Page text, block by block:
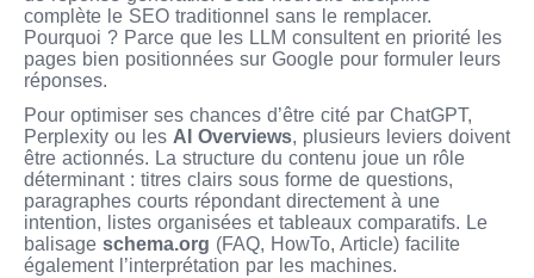
complète le SEO traditionnel sans le remplacer.
Pourquoi ? Parce que les LLM consultent en priorité les
pages bien positionnées sur Google pour formuler leurs
réponses.
Pour optimiser ses chances d’être cité par ChatGPT,
Perplexity ou les AI Overviews, plusieurs leviers doivent
être actionnés. La structure du contenu joue un rôle
déterminant : titres clairs sous forme de questions,
paragraphes courts répondant directement à une
intention, listes organisées et tableaux comparatifs. Le
balisage schema.org (FAQ, HowTo, Article) facilite
également l’interprétation par les machines.